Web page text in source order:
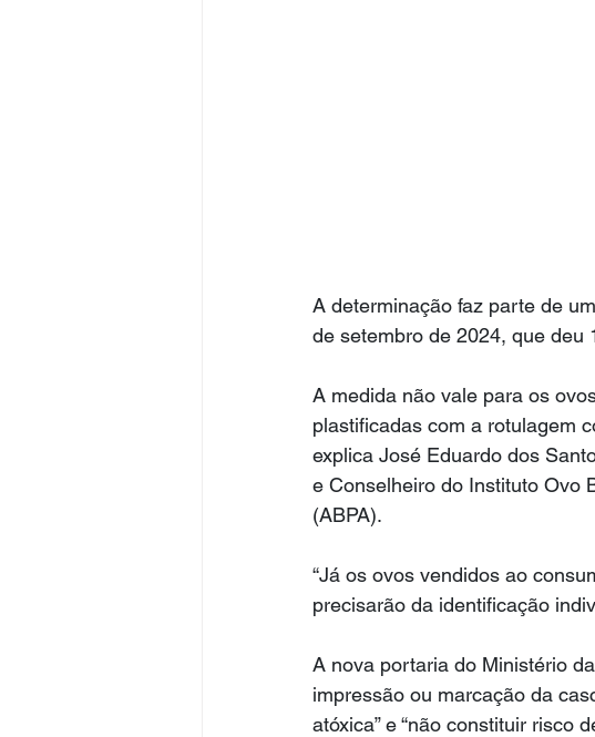
A determinação faz parte de
de setembro de 2024, que deu
A medida não vale para os
plastificadas com a rotulagem
explica José Eduardo dos
e Conselheiro do Instituto Ovo
(ABPA).
“Já os ovos vendidos ao
precisarão da identificação
A nova portaria do Ministério
impressão ou marcação da
atóxica” e “não constituir risco